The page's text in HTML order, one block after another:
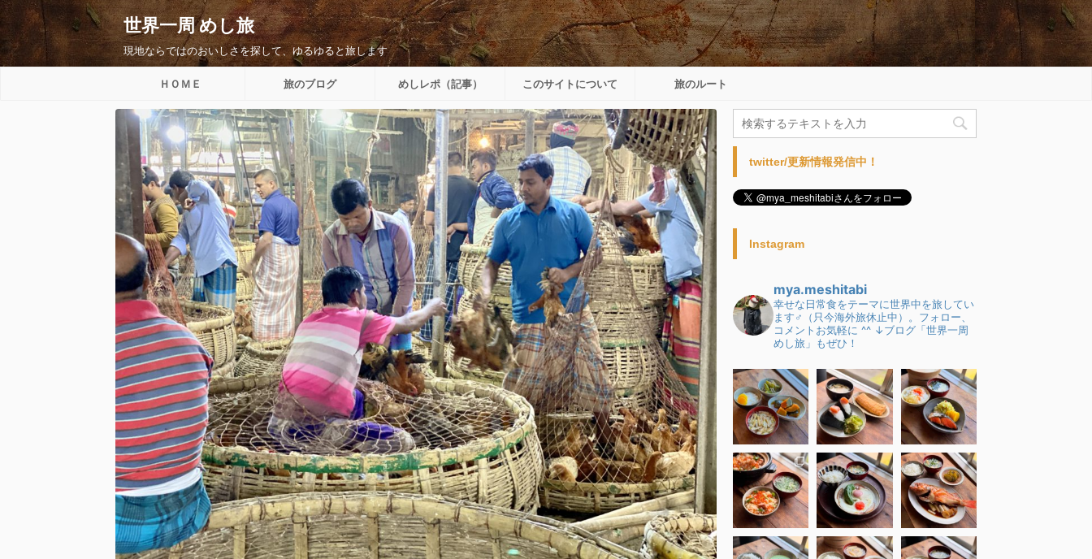
世界一周 めし旅
現地ならではのおいしさを探して、ゆるゆると旅します
ＨＯＭＥ 旅のブログ めしレポ（記事） このサイトについて 旅のルート
twitter/更新情報発信中！
Instagram
mya.meshitabi
幸せな日常食をテーマに世界中を旅してい
ます♂（只今海外旅休止中）。フォロー、
コメントお気軽に ^^ ↓ブログ「世界一周
めし旅」もぜひ！